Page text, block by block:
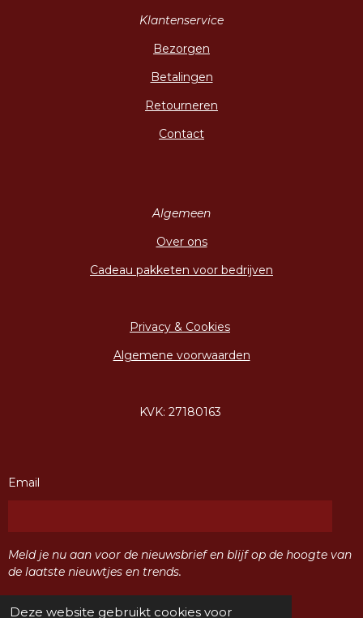
Deze website gebruikt cookies voor
Klantenservice
Bezorgen
Betalingen
Retourneren
Contact
Algemeen
Over ons
Cadeau pakketen voor bedrijven
Privacy & Cookies
Algemene voorwaarden
KVK: 27180163
Email
Meld je nu aan voor de nieuwsbrief en blijf op de hoogte van
de laatste nieuwtjes en trends.